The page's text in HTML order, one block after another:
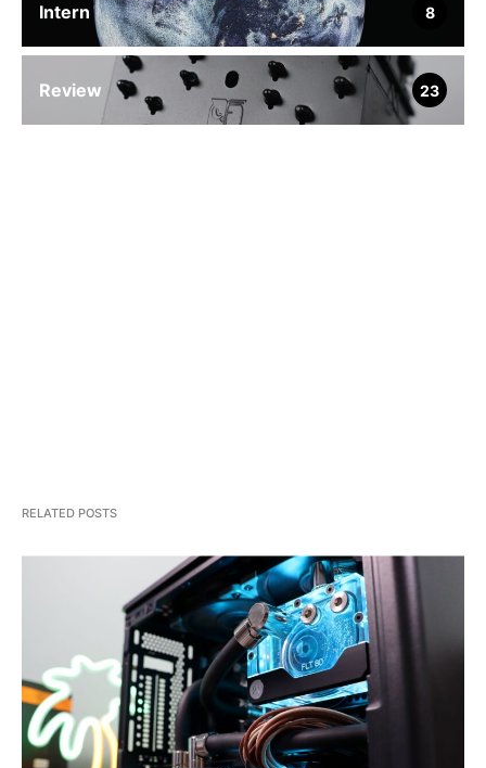
Intern 8
Review 23
RELATED POSTS